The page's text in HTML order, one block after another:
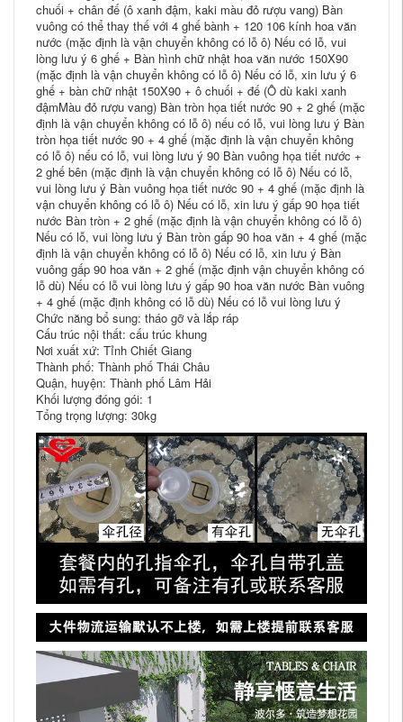
chuối + chân đế (ô xanh đậm, kaki màu đỏ rượu vang) Bàn
vuông có thể thay thế với 4 ghế bành + 120 106 kính hoa văn
nước (mặc định là vận chuyển không có lỗ ô) Nếu có lỗ, vui
lòng lưu ý 6 ghế + Bàn hình chữ nhật hoa văn nước 150X90
(mặc định là vận chuyển không có lỗ ô) Nếu có lỗ, xin lưu ý 6
ghế + bàn chữ nhật 150X90 + ô chuối + đế (Ô dù kaki xanh
đậmMàu đỏ rượu vang) Bàn tròn họa tiết nước 90 + 2 ghế (mặc
định là vận chuyển không có lỗ ô) nếu có lỗ, vui lòng lưu ý Bàn
tròn họa tiết nước 90 + 4 ghế (mặc định là vận chuyển không
có lỗ ô) nếu có lỗ, vui lòng lưu ý 90 Bàn vuông họa tiết nước +
2 ghế bên (mặc định là vận chuyển không có lỗ ô) Nếu có lỗ,
vui lòng lưu ý Bàn vuông họa tiết nước 90 + 4 ghế (mặc định là
vận chuyển không có lỗ ô) Nếu có lỗ, xin lưu ý gấp 90 họa tiết
nước Bàn tròn + 2 ghế (mặc định là vận chuyển không có lỗ ô)
Nếu có lỗ, vui lòng lưu ý Bàn tròn gấp 90 hoa văn + 4 ghế (mặc
định là vận chuyển không có lỗ ô) Nếu có lỗ, xin lưu ý Bàn
vuông gấp 90 hoa văn + 2 ghế (mặc định vận chuyển không có
lỗ dù) Nếu có lỗ vui lòng lưu ý gấp 90 hoa văn nước Bàn vuông
+ 4 ghế (mặc định không có lỗ dù) Nếu có lỗ vui lòng lưu ý
Chức năng bổ sung: tháo gỡ và lắp ráp
Cấu trúc nội thất: cấu trúc khung
Nơi xuất xứ: Tỉnh Chiết Giang
Thành phố: Thành phố Thái Châu
Quận, huyện: Thành phố Lâm Hải
Khối lượng đóng gói: 1
Tổng trọng lượng: 30kg